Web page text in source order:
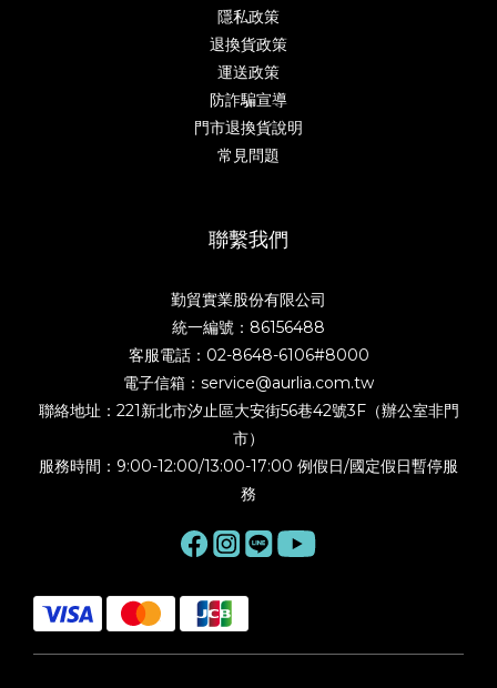
隱私政策
退換貨政策
運送政策
防詐騙宣導
門市退換貨說明
常見問題
聯繫我們
勤貿實業股份有限公司
統一編號：86156488
客服電話：02-8648-6106#8000
電子信箱：service@aurlia.com.tw
聯絡地址：221新北市汐止區大安街56巷42號3F（辦公室非門
市）
服務時間：9:00-12:00/13:00-17:00 例假日/國定假日暫停服
務